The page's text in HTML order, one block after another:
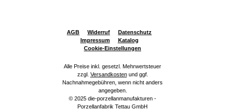
AGB Widerruf
Datenschutz
Impressum
Katalog
Cookie-Einstellungen
Alle Preise inkl. gesetzl. Mehrwertsteuer
zzgl. Versandkostenund ggf.
Nachnahmegebühren, wenn nicht anders
angegeben.
© 2025 die-porzellanmanufakturen -
Porzellanfabrik Tettau GmbH